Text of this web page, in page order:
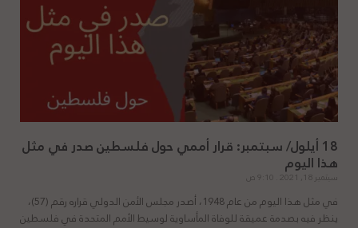
18 أيلول/ سبتمبر: قرار أممي حول فلسطين صدر في مثل
هذا اليوم
سبتمبر 18, 2021
في مثل هذا اليوم من عام 1948، أصدر مجلس الأمن الدولي قراره رقم (57)،
ينظر فيه بصدمة عميقة للوفاة المأساوية لوسيط الأمم المتحدة في فلسطين